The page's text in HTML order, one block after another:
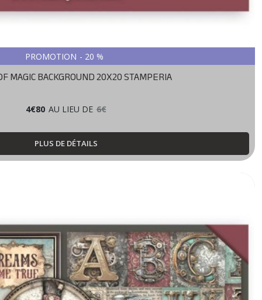
PROMOTION - 20 %
MAGIC BACKGROUND 20X20 STAMPERIA
4€80 AU LIEU DE 6€
PLUS DE DÉTAILS